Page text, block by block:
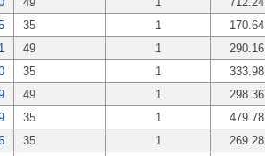
35 1
49 1
35 1
49 1
35 1
35 1